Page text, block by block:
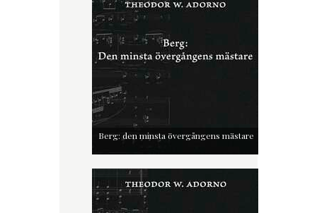
Berg: den minsta övergångens mästare